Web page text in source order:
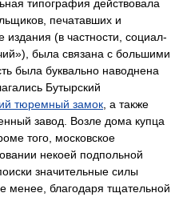
типография действовала
печатавших и
(в частности, социал-
была связана с большими
была буквально наводнена
Бутырский
тюремный замок , а также
завод. Возле дома купца
того, московское
некоей подпольной
значительные силы
менее, благодаря тщательной